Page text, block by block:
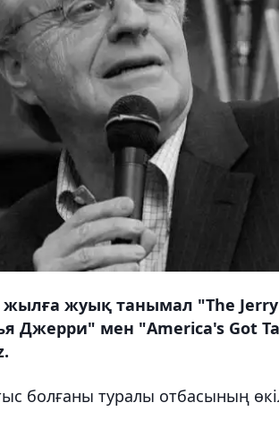
жуық танымал "The
Джерри" мен "America's Got
болғаны туралы отбасының